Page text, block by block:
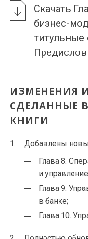
Скачать
бизнес-
титульные
ИЗМЕНЕНИЯ
СДЕЛАННЫЕ
КНИГИ
Добавлены
Глава 8.
и
Глава 9.
в банке;
Глава 10.